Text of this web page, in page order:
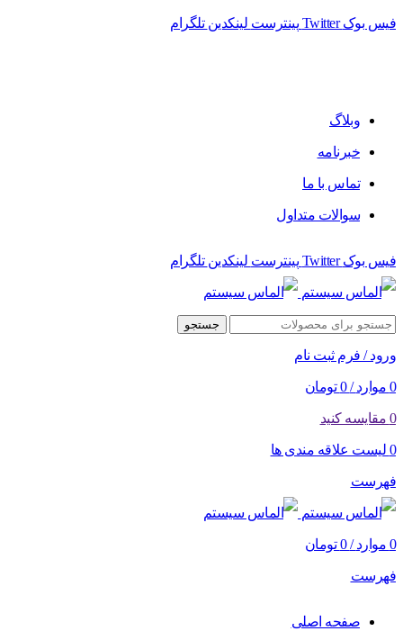
فیس بوک Twitter پینترست لینکدین تلگرام
وبلاگ
خبرنامه
تماس با ما
سوالات متداول
فیس بوک Twitter پینترست لینکدین تلگرام
جستجو
ورود / فرم ثبت نام
0 موارد /
0 تومان
0 مقایسه کنید
0 لیست علاقه مندی ها
فهرست
0 موارد /
0 تومان
فهرست
صفحه اصلی